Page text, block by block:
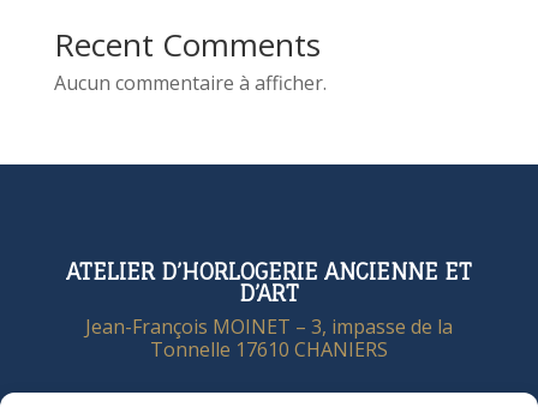
Recent Comments
Aucun commentaire à afficher.
ATELIER D’HORLOGERIE ANCIENNE ET
D’ART
Jean-François MOINET – 3, impasse de la
Tonnelle 17610 CHANIERS